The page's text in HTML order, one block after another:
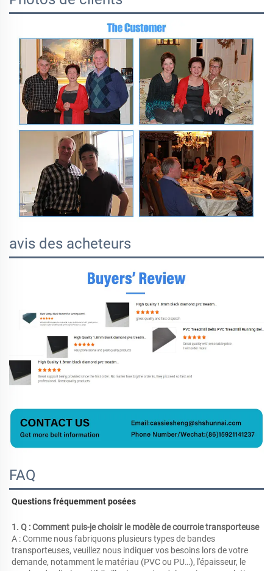
avis des acheteurs
FAQ
Questions fréquemment posées
1. Q : Comment puis-je choisir le modèle de courroie transporteuse
A : Comme nous fabriquons plusieurs types de bandes
transporteuses, veuillez nous indiquer vos besoins lors de votre
demande, notamment le matériau (PVC ou PU…), l'épaisseur, le